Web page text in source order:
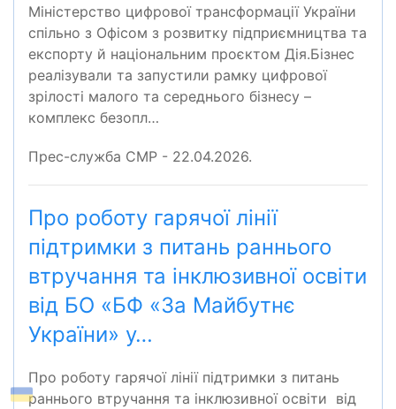
Міністерство цифрової трансформації України
спільно з Офісом з розвитку підприємництва та
експорту й національним проєктом Дія.Бізнес
реалізували та запустили рамку цифрової
зрілості малого та середнього бізнесу –
комплекс безопл…
Прес-служба СМР - 22.04.2026.
Про роботу гарячої лінії
підтримки з питань раннього
втручання та інклюзивної освіти
від БО «БФ «За Майбутнє
України» у…
Про роботу гарячої лінії підтримки з питань
раннього втручання та інклюзивної освіти від